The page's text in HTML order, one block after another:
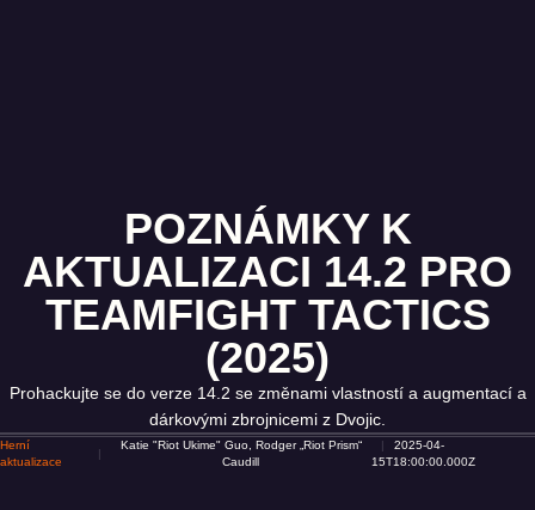
POZNÁMKY K
AKTUALIZACI 14.2 PRO
TEAMFIGHT TACTICS
(2025)
Prohackujte se do verze 14.2 se změnami vlastností a augmentací a
dárkovými zbrojnicemi z Dvojic.
Herní
aktualizace
Katie "Riot Ukime" Guo, Rodger „Riot Prism“
Caudill
2025-04-
15T18:00:00.000Z